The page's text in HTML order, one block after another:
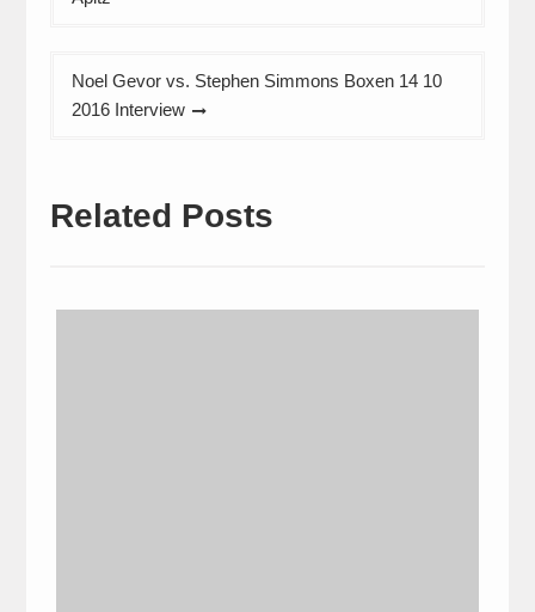
Noel Gevor vs. Stephen Simmons Boxen 14 10
2016 Interview
Related Posts